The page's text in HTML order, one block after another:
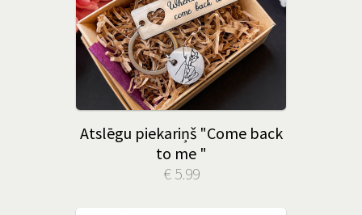
Atslēgu piekariņš "Come back
to me "
€ 5.99